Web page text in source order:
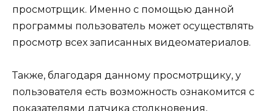
просмотрщик. Именно с помощью данной
программы пользователь может осуществлять
просмотр всех записанных видеоматериалов.
Также, благодаря данному просмотрщику, у
пользователя есть возможность ознакомится с
показателями датчика столкновения,